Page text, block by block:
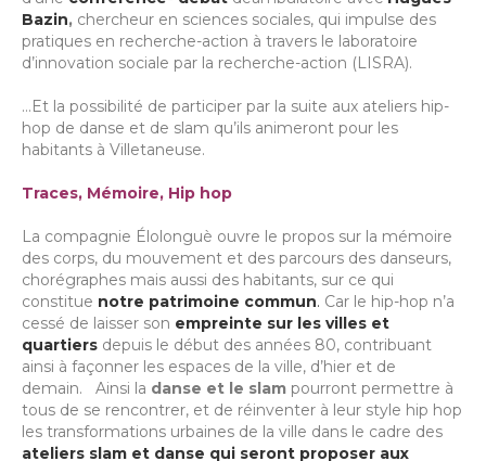
Bazin, chercheur en sciences sociales, qui impulse des
pratiques en recherche-action à travers le laboratoire
d’innovation sociale par la recherche-action (LISRA).
…Et la possibilité de participer par la suite aux ateliers hip-
hop de danse et de slam qu’ils animeront pour les
habitants à Villetaneuse.
Traces, Mémoire, Hip hop
La compagnie Élolonguè ouvre le propos sur la mémoire
des corps, du mouvement et des parcours des danseurs,
chorégraphes mais aussi des habitants, sur ce qui
constitue notre patrimoine commun. Car le hip-hop n’a
cessé de laisser son empreinte sur les villes et
quartiers depuis le début des années 80, contribuant
ainsi à façonner les espaces de la ville, d’hier et de
demain. Ainsi la danse et le slam pourront permettre à
tous de se rencontrer, et de réinventer à leur style hip hop
les transformations urbaines de la ville dans le cadre des
ateliers slam et danse qui seront proposer aux